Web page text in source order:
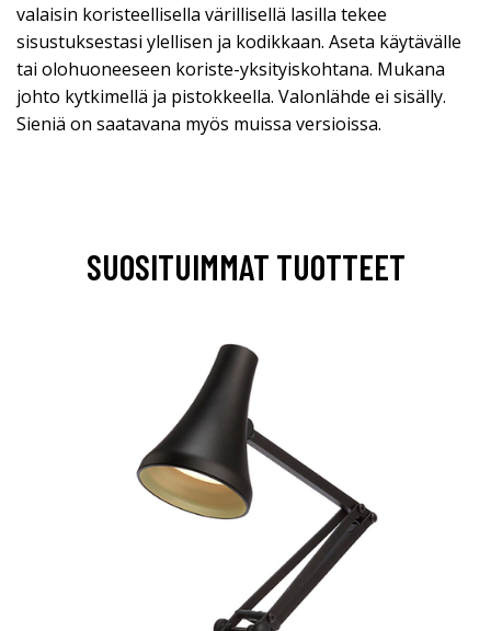
valaisin koristeellisella värillisellä lasilla tekee
sisustuksestasi ylellisen ja kodikkaan. Aseta käytävälle
tai olohuoneeseen koriste-yksityiskohtana. Mukana
johto kytkimellä ja pistokkeella. Valonlähde ei sisälly.
Sieniä on saatavana myös muissa versioissa.
SUOSITUIMMAT TUOTTEET